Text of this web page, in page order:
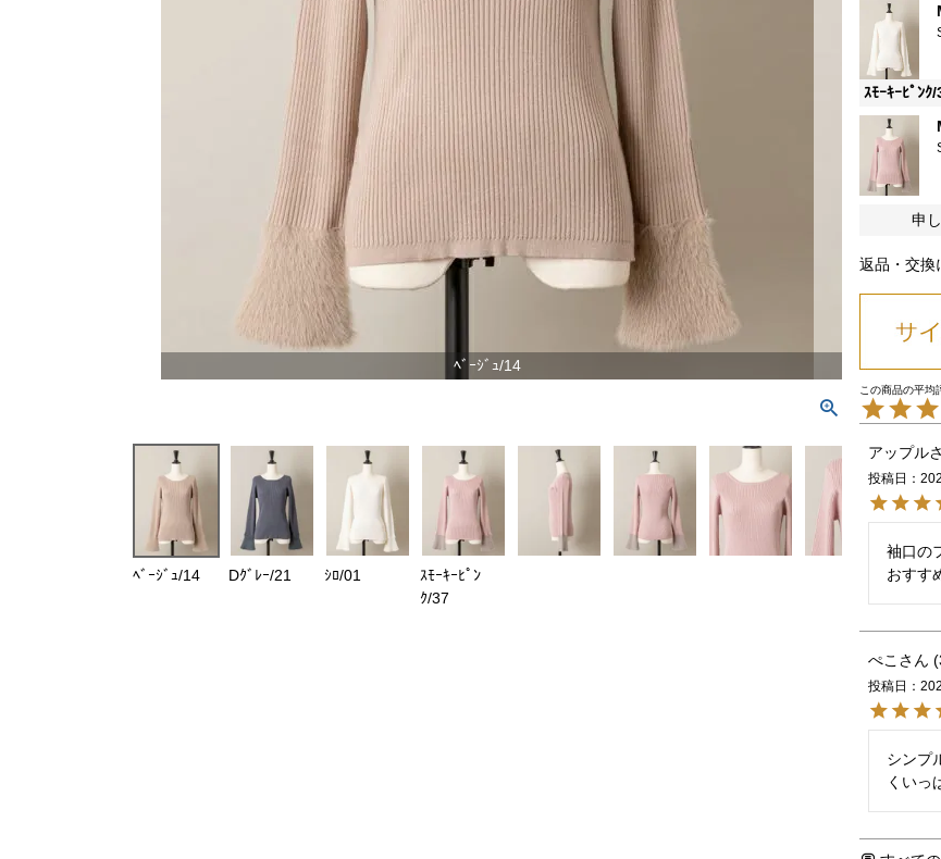
ﾍﾞｰｼﾞｭ/14
ﾍﾞｰｼﾞｭ/14 Dｸﾞﾚｰ/21 ｼﾛ/01
ｽﾓｰｷｰﾋﾟﾝ
ｸ/37
ｽﾓｰｷｰﾋﾟﾝｸ
申
返品・交換
アップル
投稿日
袖口の
おすす
ぺこ
投稿日
シンプ
くいっ